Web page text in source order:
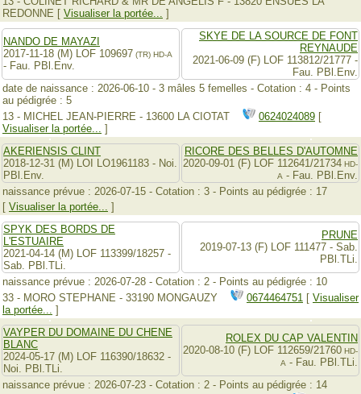
REDONNE [ Visualiser la portée... ]
NANDO DE MAYAZI
2017-11-18 (M) LOF 109697 (TR) HD-A
- Fau. PBl.Env.
SKYE DE LA SOURCE DE FONT
REYNAUDE
2021-06-09 (F) LOF 113812/21777 -
Fau. PBl.Env.
date de naissance : 2026-06-10 - 3 mâles 5 femelles - Cotation : 4 - Points
au pédigrée : 5
13 - MICHEL JEAN-PIERRE - 13600 LA CIOTAT
0624024089 [
Visualiser la portée... ]
AKERIENSIS CLINT
2018-12-31 (M) LOI LO1961183 - Noi.
PBl.Env.
RICORE DES BELLES D'AUTOMNE
2020-09-01 (F) LOF 112641/21734 HD-
A - Fau. PBl.Env.
naissance prévue : 2026-07-15 - Cotation : 3 - Points au pédigrée : 17
[ Visualiser la portée... ]
SPYK DES BORDS DE
L'ESTUAIRE
2021-04-14 (M) LOF 113399/18257 -
Sab. PBl.TLi.
PRUNE
2019-07-13 (F) LOF 111477 - Sab.
PBl.TLi.
naissance prévue : 2026-07-28 - Cotation : 2 - Points au pédigrée : 10
33 - MORO STEPHANE - 33190 MONGAUZY
0674464751 [ Visualiser
la portée... ]
VAYPER DU DOMAINE DU CHENE
BLANC
2024-05-17 (M) LOF 116390/18632 -
Noi. PBl.TLi.
ROLEX DU CAP VALENTIN
2020-08-10 (F) LOF 112659/21760 HD-
A - Fau. PBl.TLi.
naissance prévue : 2026-07-23 - Cotation : 2 - Points au pédigrée : 14